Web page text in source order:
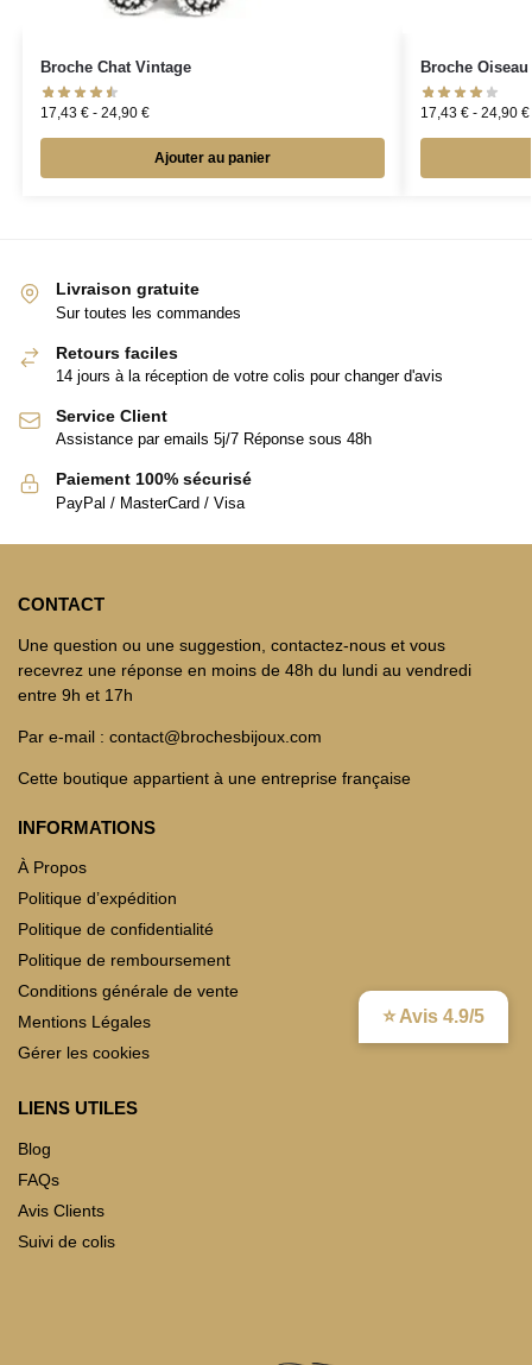
⭐ Avis 4.9/5
Broche Chat Vintage
17,43 €- 24,90 €
Ajouter au panier
Broche
17,43 €- 24,90 €
Livraison gratuite
Sur toutes les commandes
Retours faciles
14 jours à la réception de votre colis pour changer d'avis
Service Client
Assistance par emails 5j/7 Réponse sous 48h
Paiement 100% sécurisé
PayPal / MasterCard / Visa
CONTACT
Une question ou une suggestion, contactez-nous et vous
recevrez une réponse en moins de 48h du lundi au vendredi
entre 9h et 17h
Par e-mail : contact@brochesbijoux.com
Cette boutique appartient à une entreprise française
INFORMATIONS
À Propos
Politique d’expédition
Politique de confidentialité
Politique de remboursement
Conditions générale de vente
Mentions Légales
Gérer les cookies
LIENS UTILES
Blog
FAQs
Avis Clients
Suivi de colis